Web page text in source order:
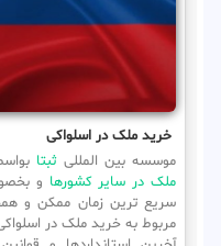
خرید ملک در اسلواکی
موسسه بین المللی ثبتا بواسطه
ملک در سایر کشورها و
سریع ترین زمان ممکن و
مربوط به خرید ملک در اسلواکی